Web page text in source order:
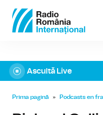
Ascultă Live
Prima pagină » Podcasts en